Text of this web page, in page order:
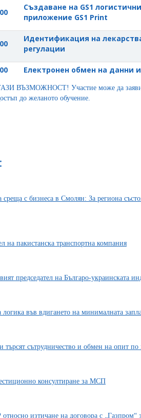
Създаване на GS1
приложение GS1 Print
Идентификация на
регулации
Електронен обмен на данни
ВЪЗМОЖНОСТ! Участие може да
до желаното обучение.
с бизнеса в Смолян: За региона
на пакистанска транспортна компания
председател на Българо-украинската
във вдигането на минималната
търсят сътрудничество и обмен на опит
консултиране за МСП
изтичане на договора с „Газпром“